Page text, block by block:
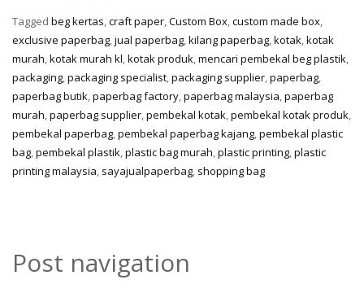
Tagged beg kertas,craft paper,Custom Box,custom made box,
exclusive paperbag,jual paperbag,kilang paperbag,kotak,kotak
murah,kotak murah kl,kotak produk,mencari pembekal beg plastik,
packaging,packaging specialist,packaging supplier,paperbag,
paperbag butik,paperbag factory,paperbag malaysia,paperbag
murah,paperbag supplier,pembekal kotak,pembekal kotak produk,
pembekal paperbag,pembekal paperbag kajang,pembekal plastic
bag,pembekal plastik,plastic bag murah,plastic printing,plastic
printing malaysia, sayajualpaperbag, shopping bag
Post navigation